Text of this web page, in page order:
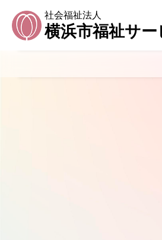
社会福祉法人
横浜市福祉サ